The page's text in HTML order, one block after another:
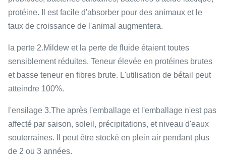
protéine. Il est facile d'absorber pour des animaux et le
taux de croissance de l'animal augmentera.
la perte 2.Mildew et la perte de fluide étaient toutes
sensiblement réduites. Teneur élevée en protéines brutes
et basse teneur en fibres brute. L'utilisation de bétail peut
atteindre 100%.
l'ensilage 3.The après l'emballage et l'emballage n'est pas
affecté par saison, soleil, précipitations, et niveau d'eaux
souterraines. Il peut être stocké en plein air pendant plus
de 2 ou 3 années.